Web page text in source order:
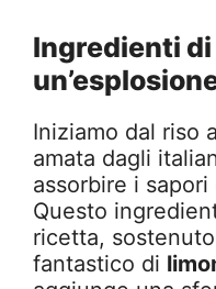
Ingredienti
Iniziamo dal riso
amata dagli
assorbire i
Questo
ricetta,
fantastico di